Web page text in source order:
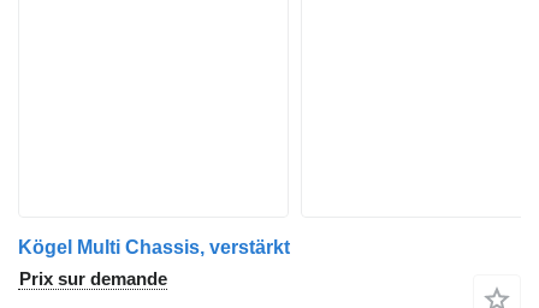
Kögel Multi Chassis, verstärkt
Prix sur demande